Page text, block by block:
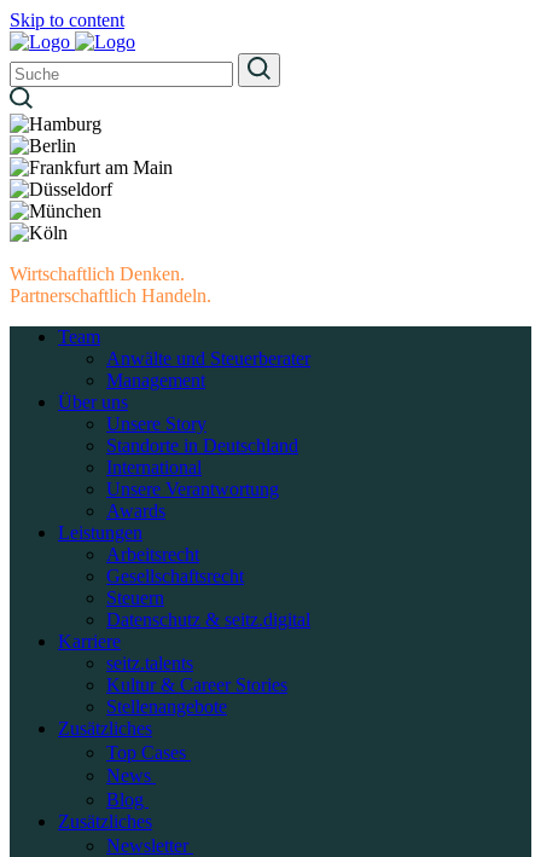
Skip to content
Wirtschaftlich Denken.
Partnerschaftlich Handeln.
Team
Anwälte und Steuerberater
Management
Über uns
Unsere Story
Standorte in Deutschland
International
Unsere Verantwortung
Awards
Leistungen
Arbeitsrecht
Gesellschaftsrecht
Steuern
Datenschutz & seitz.digital
Karriere
seitz.talents
Kultur & Career Stories
Stellenangebote
Zusätzliches
Top Cases
News
Blog
Zusätzliches
Newsletter